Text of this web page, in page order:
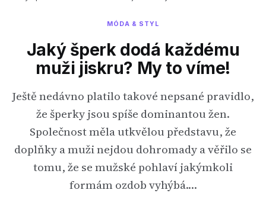
MÓDA & STYL
Jaký šperk dodá každému
muži jiskru? My to víme!
Ještě nedávno platilo takové nepsané pravidlo,
že šperky jsou spíše dominantou žen.
Společnost měla utkvělou představu, že
doplňky a muži nejdou dohromady a věřilo se
tomu, že se mužské pohlaví jakýmkoli
formám ozdob vyhýbá.…